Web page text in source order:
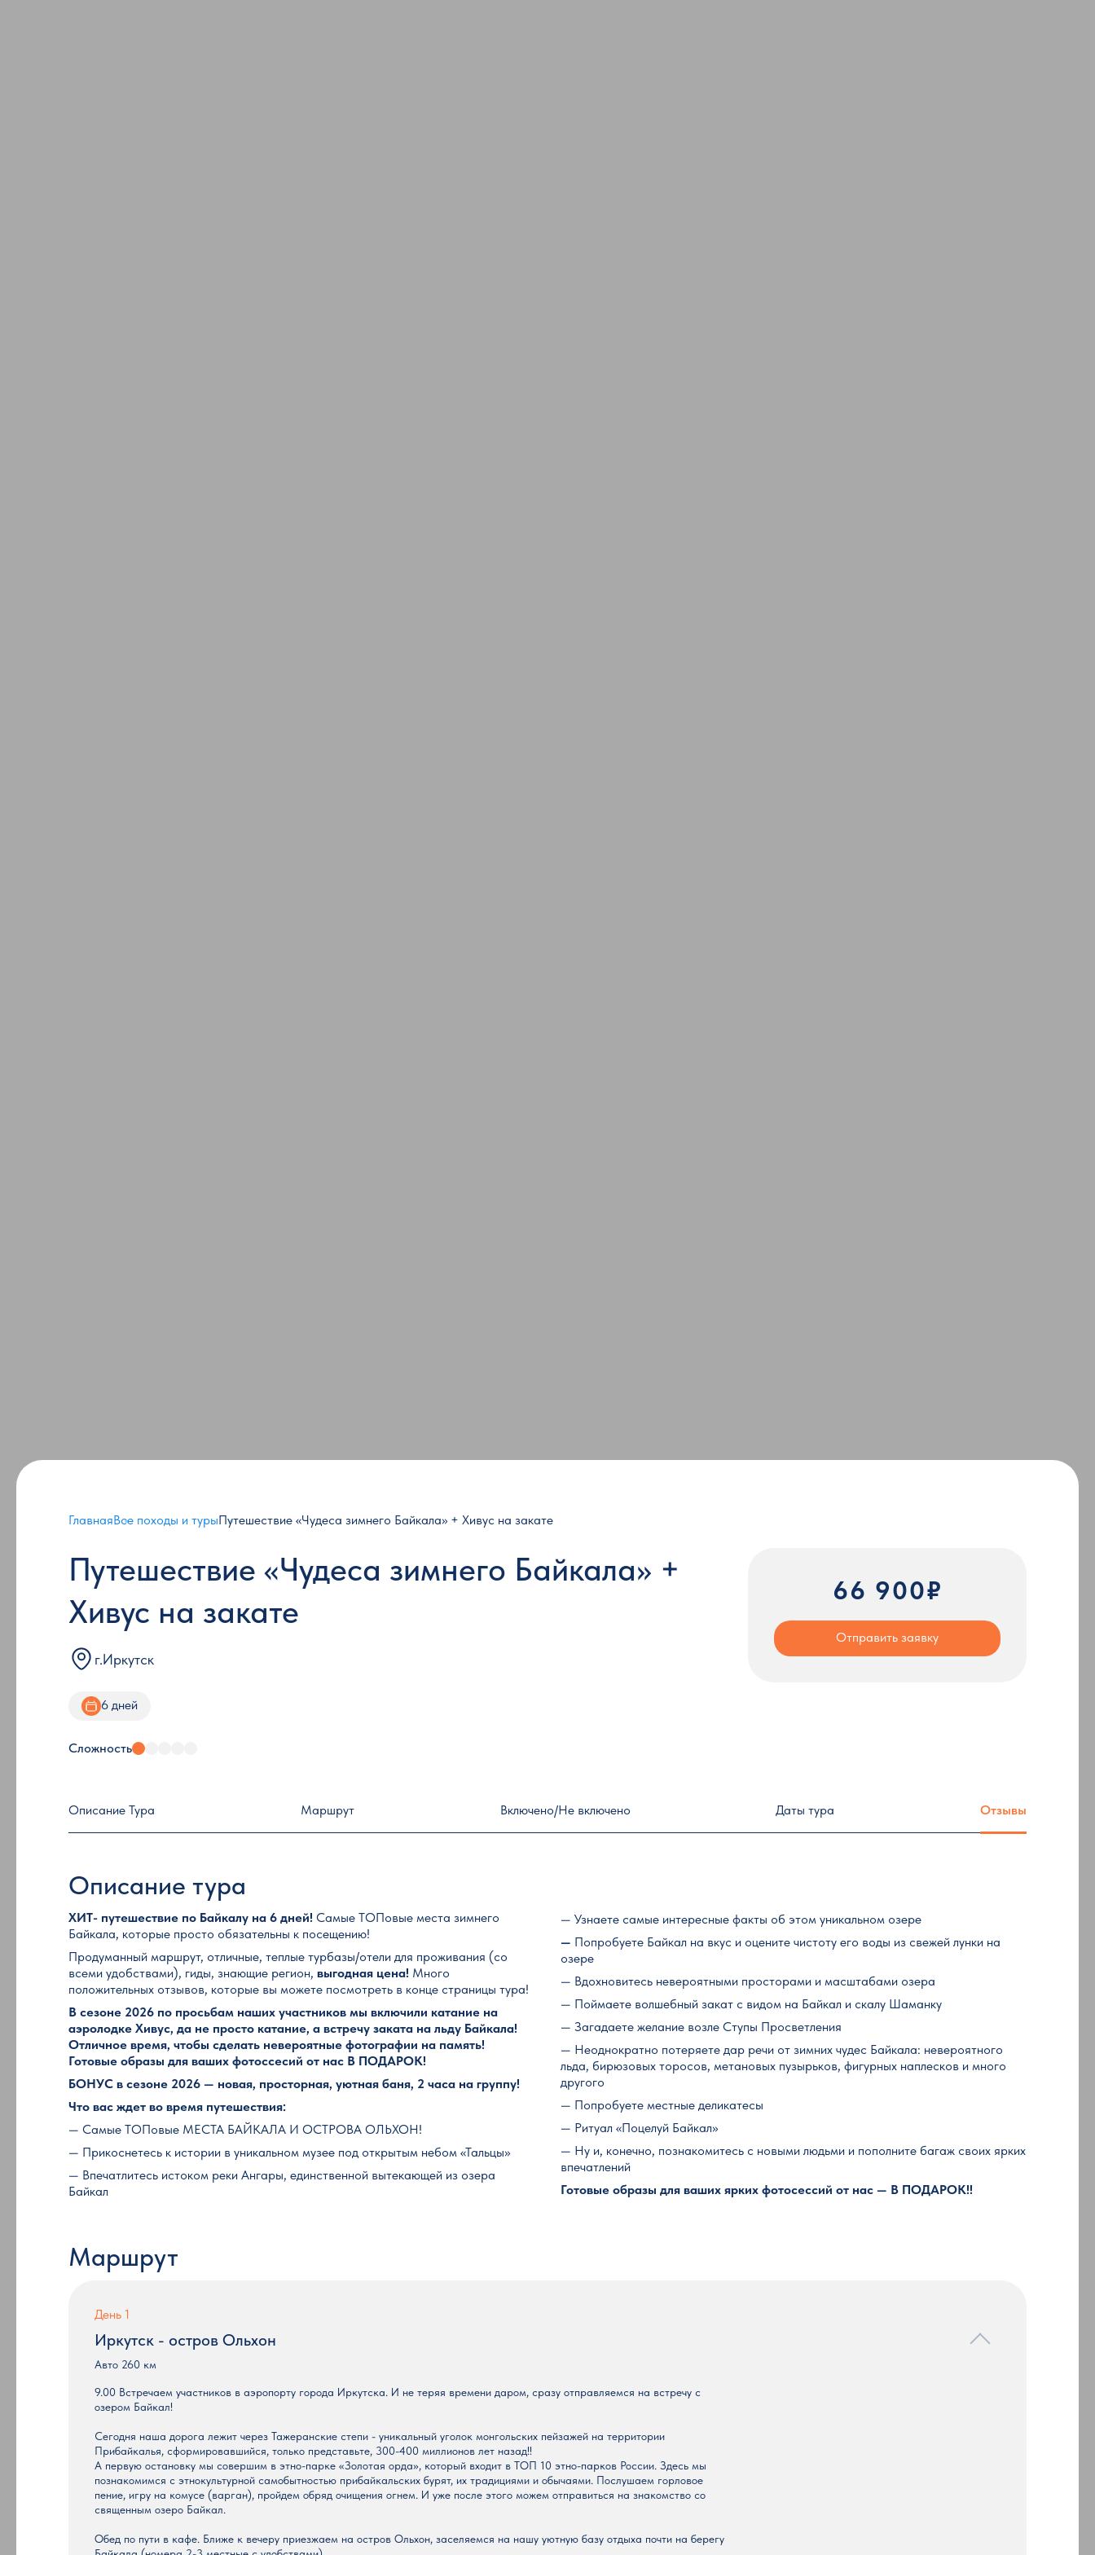
ГлавнаяВсе походы и турыПутешествие «Чудеса зимнего Байкала» + Хивус на закате
Путешествие «Чудеса зимнего Байкала» +
Хивус на закате
г.Иркутск
6 дней
Сложность
66 900₽
Отправить заявку
Описание Тура Маршрут Включено/Не включено Даты тура Отзывы
Описание тура
ХИТ- путешествие по Байкалу на 6 дней! Самые ТОПовые места зимнего
Байкала, которые просто обязательны к посещению!
Продуманный маршрут, отличные, теплые турбазы/отели для проживания (со
всеми удобствами), гиды, знающие регион, выгодная цена! Много
положительных отзывов, которые вы можете посмотреть в конце страницы тура!
В сезоне 2026 по просьбам наших участников мы включили катание на
аэролодке Хивус, да не просто катание, а встречу заката на льду Байкала!
Отличное время, чтобы сделать невероятные фотографии на память!
Готовые образы для ваших фотоссесий от нас В ПОДАРОК!
БОНУС в сезоне 2026 — новая, просторная, уютная баня, 2 часа на группу!
Что вас ждет во время путешествия:
— Cамые ТОПовые МЕСТА БАЙКАЛА И ОСТРОВА ОЛЬХОН!
— Прикоснетесь к истории в уникальном музее под открытым небом «Тальцы»
— Впечатлитесь истоком реки Ангары, единственной вытекающей из озера
Байкал
— Узнаете самые интересные факты об этом уникальном озере
— Попробуете Байкал на вкус и оцените чистоту его воды из свежей лунки на
озере
— Вдохновитесь невероятными просторами и масштабами озера
— Поймаете волшебный закат с видом на Байкал и скалу Шаманку
— Загадаете желание возле Ступы Просветления
— Неоднократно потеряете дар речи от зимних чудес Байкала: невероятного
льда, бирюзовых торосов, метановых пузырьков, фигурных наплесков и много
другого
— Попробуете местные деликатесы
— Ритуал «Поцелуй Байкал»
— Ну и, конечно, познакомитесь с новыми людьми и пополните багаж своих ярких
впечатлений
Готовые образы для ваших ярких фотосессий от нас — В ПОДАРОК!!
Маршрут
День 1
Иркутск - остров Ольхон
Авто 260 км
9.00 Встречаем участников в аэропорту города Иркутска. И не теряя времени даром, сразу отправляемся на встречу с
озером Байкал!
Сегодня наша дорога лежит через Тажеранские степи - уникальный уголок монгольских пейзажей на территории
Прибайкалья, сформировавшийся, только представьте, 300-400 миллионов лет назад!!
А первую остановку мы совершим в этно-парке «Золотая орда», который входит в ТОП 10 этно-парков России. Здесь мы
познакомимся с этнокультурной самобытностью прибайкальских бурят, их традициями и обычаями. Послушаем горловое
пение, игру на комусе (варган), пройдем обряд очищения огнем. И уже после этого можем отправиться на знакомство со
священным озеро Байкал.
Обед по пути в кафе. Ближе к вечеру приезжаем на остров Ольхон, заселяемся на нашу уютную базу отдыха почти на берегу